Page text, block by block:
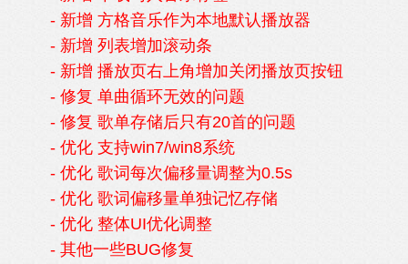
- 新增 方格音乐作为本地默认播放器
- 新增 列表增加滚动条
- 新增 播放页右上角增加关闭播放页按钮
- 修复 单曲循环无效的问题
- 修复 歌单存储后只有20首的问题
- 优化 支持win7/win8系统
- 优化 歌词每次偏移量调整为0.5s
- 优化 歌词偏移量单独记忆存储
- 优化 整体UI优化调整
- 其他一些BUG修复